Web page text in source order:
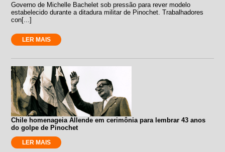
Governo de Michelle Bachelet sob pressão para rever modelo
estabelecido durante a ditadura militar de Pinochet. Trabalhadores
con[...]
LER MAIS
Chile homenageia Allende em cerimônia para lembrar 43 anos
do golpe de Pinochet
LER MAIS